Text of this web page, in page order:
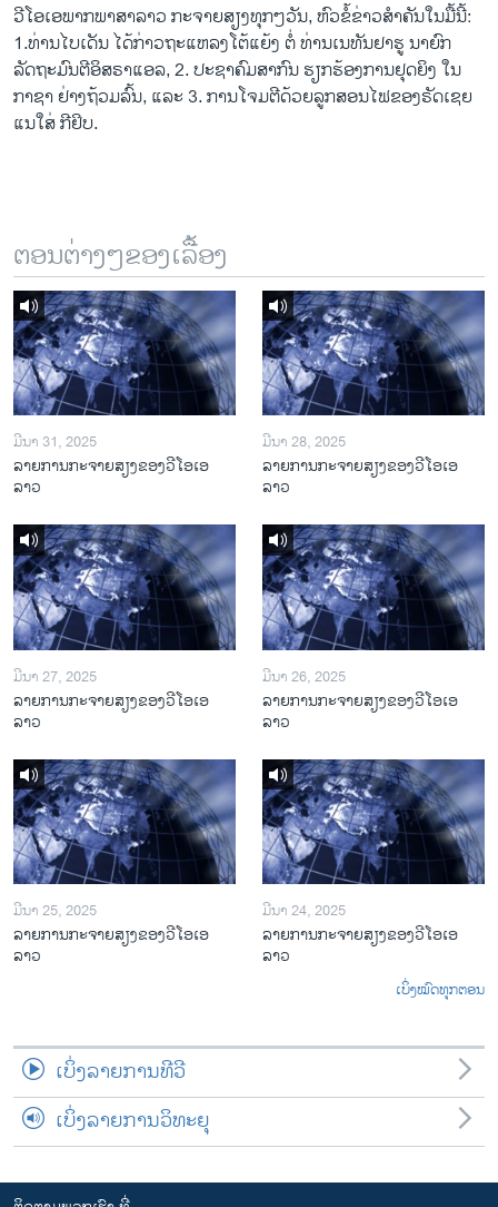
ພາສາຕ່າງໆ
ວີ​ໂອ​ເອພາກ​ພາສາ​ລາວ​ ກະຈາຍສຽງ​ທຸກໆ​ວັນ, ຫົວຂໍ້ຂ່າວສໍາຄັນໃນມື້ນີ້:
1.ທ່ານໄບເດັນ ໄດ້ກ່າວຖະແຫລງໂຕ້ແຍ້ງ ຕໍ່ ທ່ານເນທັນຢາຮູ ນາຍົກ
ລັດຖະມົນຕີອິສຣາແອລ, 2. ປະ​ຊາ​ຄົມ​ສາ​ກົນ ຮຽກ​ຮ້ອງ​ການ​ຢຸດ​ຍິງ ​ໃນ
ກາ​ຊາ ຢ່າງ​ຖ້ວມ​ລົ້ນ, ແລະ 3. ການໂຈມຕີດ້ວຍລູກສອນໄຟຂອງຣັດເຊຍ
ແນໃສ່ ກີຢິບ.
ຕອນຕ່າງໆຂອງເລື້ອງ
ມີນາ 31, 2025
ລາຍການກະຈາຍສຽງຂອງວີໂອເອ
ລາວ
ມີນາ 28, 2025
ລາຍການກະຈາຍສຽງຂອງວີໂອເອ
ລາວ
ມີນາ 27, 2025
ລາຍການກະຈາຍສຽງຂອງວີໂອເອ
ລາວ
ມີນາ 26, 2025
ລາຍການກະຈາຍສຽງຂອງວີໂອເອ
ລາວ
ມີນາ 25, 2025
ລາຍການກະຈາຍສຽງຂອງວີໂອເອ
ລາວ
ມີນາ 24, 2025
ລາຍການກະຈາຍສຽງຂອງວີໂອເອ
ລາວ
ເບິ່ງໝົດທຸກຕອນ
ເບິ່ງລາຍການທີວີ
ເບິ່ງລາຍການວິທະຍຸ